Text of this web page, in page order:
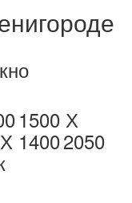
1500 Х
14002050